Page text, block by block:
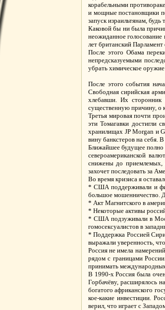
корабельными
и мощные постановщики
запуск израильтянам,
Каковой бы ни была
неожиданное
лет британский
После этого Обама
непредсказуемыми
убрать химическое
После этого события
Свободная сирийская
хлебавши. Их сторонник
существенную причину, о
Третья мировая почти
эти Томагавки достигли
хранилищах JP Morgan и
вину банкстеров на себя.
Ближайшее будущее полно
североамериканской
снижены до приемлемых,
захочет последовать за
Во время кризиса я
* США поддерживали и
большое мошенничество.
* Акт Магнитского в
* Некоторые активы
* США подзуживали в
гомосексуалистов в
* Поддержка Россией
выражали уверенность,
Россия не имела
рядом с границами
принимать
В 1990-х Россия была
Горбачёву, расширялось
богатого африканского
кое-какие инвестиции.
верил, что играет с